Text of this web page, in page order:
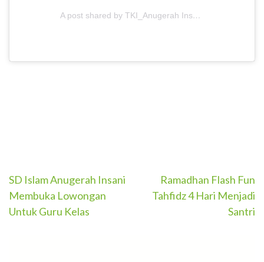
A post shared by TKI_Anugerah Insani (@tki_anugerahinsani)
Post
navigation
SD Islam Anugerah Insani
Membuka Lowongan
Untuk Guru Kelas
Ramadhan Flash Fun
Tahfidz 4 Hari Menjadi
Santri